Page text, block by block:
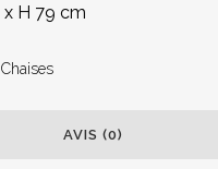
x H 79 cm
Chaises
AVIS (0)